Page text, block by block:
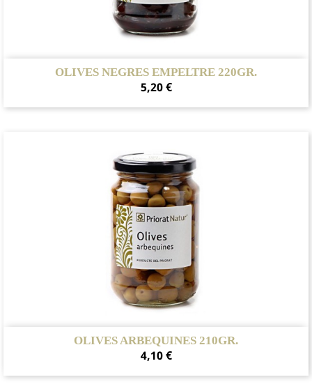
OLIVES NEGRES EMPELTRE 220GR.
Preu
5,20 €
OLIVES ARBEQUINES 210GR.
Preu
4,10 €